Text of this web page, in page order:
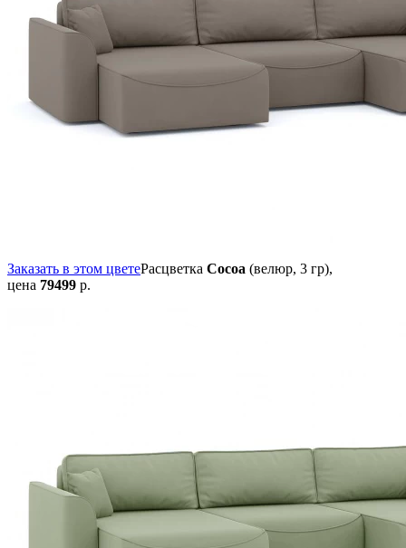
Заказать в этом цветеРасцветка Cocoa (велюр, 3 гр),
цена 79499 р.